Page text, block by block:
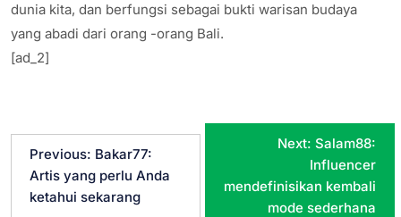
dunia kita, dan berfungsi sebagai bukti warisan budaya
yang abadi dari orang -orang Bali.
[ad_2]
PPrevious: Bakar77:
Artis yang perlu Anda
ketahui sekarang
Next: Salam88:
Influencer
mendefinisikan kembali
mode sederhana